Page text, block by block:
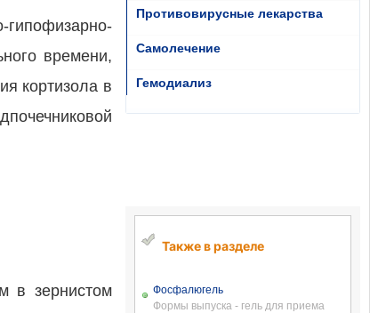
времени,
кортизола в
в зернистом
Противовирусные лекарства
Самолечение
Гемодиализ
Также в разделе
Фосфалюгель
Формы выпуска - гель для приема